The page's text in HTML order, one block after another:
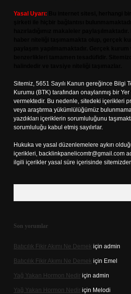
Yasal Uyarı:
Sitemiz, 5651 Sayılı Kanun gereğince Bilgi
Kurumu (BTK) tarafından onaylanmış bir
vermektedir. Bu nedenle, sitedeki içerikleri
veya araştırma yükümlülüğümüz
yazdıkları içeriklerin sorumluluğunu
sorumluluğu kabul etmiş sayılırlar.
Hukuka ve yasal düzenlemelere aykırı
içerikleri, backlinkpanelicomtr@gmail.com
ilgili içerikler yasal süre içerisinde sitemizden
Son yorumlar
Batıcılık Fikir Akımı Ne Demek için admin
Batıcılık Fikir Akımı Ne Demek için Emel
Yağ Yakan Hormon Nedir için admin
Yağ Yakan Hormon Nedir için Melodi